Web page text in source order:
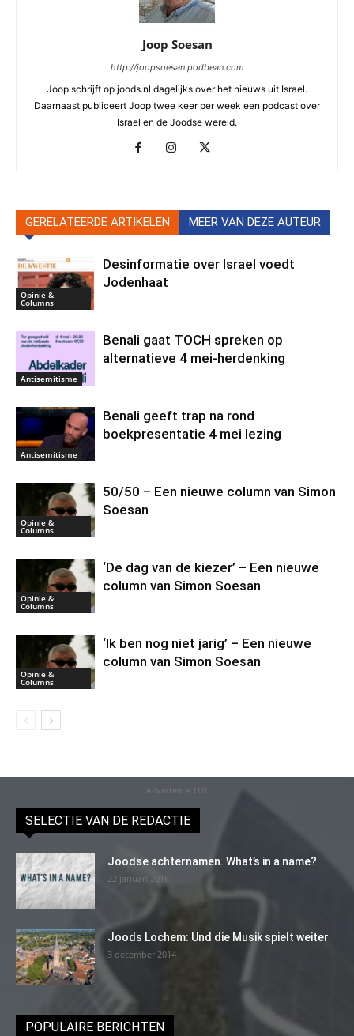
Joop Soesan
http://joopsoesan.podbean.com
Joop schrijft op joods.nl dagelijks over het nieuws uit Israel.
Daarnaast publiceert Joop twee keer per week een podcast over
Israel en de Joodse wereld.
GERELATEERDE ARTIKELEN MEER VAN DEZE AUTEUR
Opinie &
Columns
Desinformatie over Israel voedt
Jodenhaat
Antisemitisme
Benali gaat TOCH spreken op
alternatieve 4 mei-herdenking
Antisemitisme
Benali geeft trap na rond
boekpresentatie 4 mei lezing
Opinie &
Columns
50/50 – Een nieuwe column van Simon
Soesan
Opinie &
Columns
‘De dag van de kiezer’ – Een nieuwe
column van Simon Soesan
Opinie &
Columns
‘Ik ben nog niet jarig’ – Een nieuwe
column van Simon Soesan
Advertentie (11)
SELECTIE VAN DE REDACTIE
Joodse achternamen. What’s in a name?
22 januari 2016
Joods Lochem: Und die Musik spielt weiter
3 december 2014
POPULAIRE BERICHTEN